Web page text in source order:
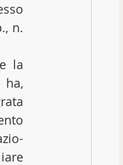
n.
la
ha,